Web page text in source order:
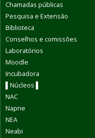
Chamadas públicas
Pesquisa e Extensão
Biblioteca
Conselhos e comissões
Laboratórios
Moodle
Incubadora
▌Núcleos ▌
NAC
Napne
NEA
Neabi